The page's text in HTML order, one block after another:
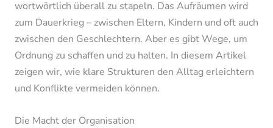
wortwörtlich überall zu stapeln. Das Aufräumen wird
zum Dauerkrieg – zwischen Eltern, Kindern und oft auch
zwischen den Geschlechtern. Aber es gibt Wege, um
Ordnung zu schaffen und zu halten. In diesem Artikel
zeigen wir, wie klare Strukturen den Alltag erleichtern
und Konflikte vermeiden können.
Die Macht der Organisation